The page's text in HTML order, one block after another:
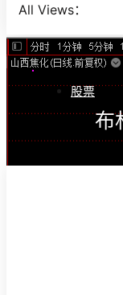
All Views：
股票
布